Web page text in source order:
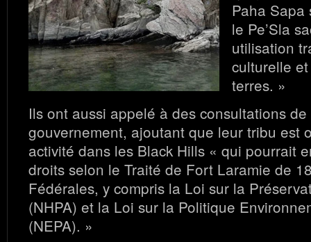
Paha Sapa
le Pe’Sla
utilisation
culturelle
terres. »
Ils ont aussi appelé à des consultations
gouvernement, ajoutant que leur tribu est
activité dans les Black Hills « qui pourrait
droits selon le Traité de Fort Laramie de
Fédérales, y compris la Loi sur la
(NHPA) et la Loi sur la Politique
(NEPA). »